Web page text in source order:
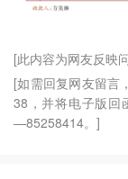
[此内容为网友反映
[如需回复网友留言
38，并将电子版回
—85258414。]